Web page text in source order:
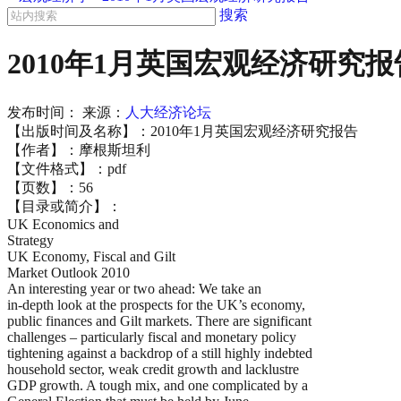
搜索
2010年1月英国宏观经济研究报
发布时间： 来源： 人大经济论坛
【出版时间及名称】：2010年1月英国宏观经济研究报告
【作者】：摩根斯坦利
【文件格式】：pdf
【页数】：56
【目录或简介】：
UK Economics and
Strategy
UK Economy, Fiscal and Gilt
Market Outlook 2010
An interesting year or two ahead: We take an
in-depth look at the prospects for the UK’s economy,
public finances and Gilt markets. There are significant
challenges – particularly fiscal and monetary policy
tightening against a backdrop of a still highly indebted
household sector, weak credit growth and lacklustre
GDP growth. A tough mix, and one complicated by a